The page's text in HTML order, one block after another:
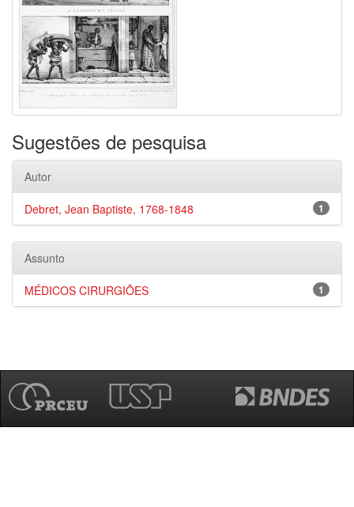
Sugestões de pesquisa
Autor
1
Debret, Jean Baptiste, 1768-1848
Assunto
1
MÉDICOS CIRURGIÕES